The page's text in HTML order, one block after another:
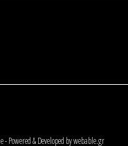
Powered & Developed by webable.gr